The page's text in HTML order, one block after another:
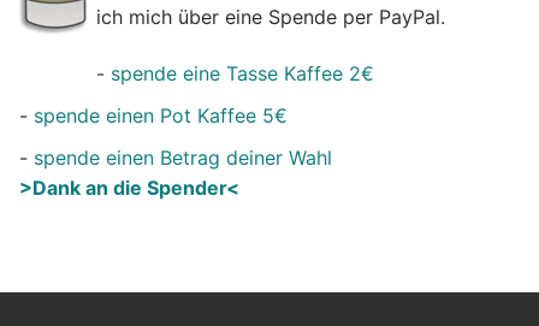
ich mich über eine Spende per PayPal.
- spende eine Tasse Kaffee 2€
- spende einen Pot Kaffee 5€
- spende einen Betrag deiner Wahl
>Dank an die Spender<